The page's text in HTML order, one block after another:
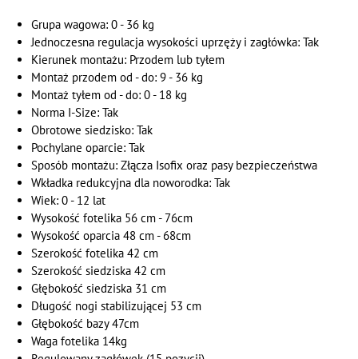
Grupa wagowa: 0 - 36 kg
Jednoczesna regulacja wysokości uprzęży i zagłówka: Tak
Kierunek montażu: Przodem lub tyłem
Montaż przodem od - do: 9 - 36 kg
Montaż tyłem od - do: 0 - 18 kg
Norma I-Size: Tak
Obrotowe siedzisko: Tak
Pochylane oparcie: Tak
Sposób montażu: Złącza Isofix oraz pasy bezpieczeństwa
Wkładka redukcyjna dla noworodka: Tak
Wiek: 0 - 12 lat
Wysokość fotelika 56 cm - 76cm
Wysokość oparcia 48 cm - 68cm
Szerokość fotelika 42 cm
Szerokość siedziska 42 cm
Głębokość siedziska 31 cm
Długość nogi stabilizującej 53 cm
Głębokość bazy 47cm
Waga fotelika 14kg